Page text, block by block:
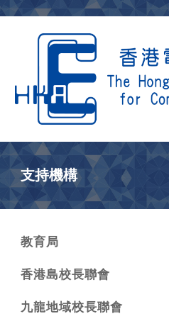
支持機構
教育局
香港島校長聯會
九龍地域校長聯會